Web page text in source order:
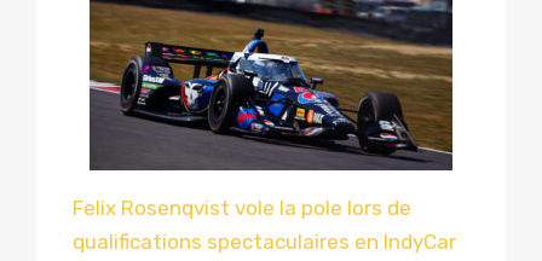
Felix Rosenqvist vole la pole lors de
qualifications spectaculaires en IndyCar